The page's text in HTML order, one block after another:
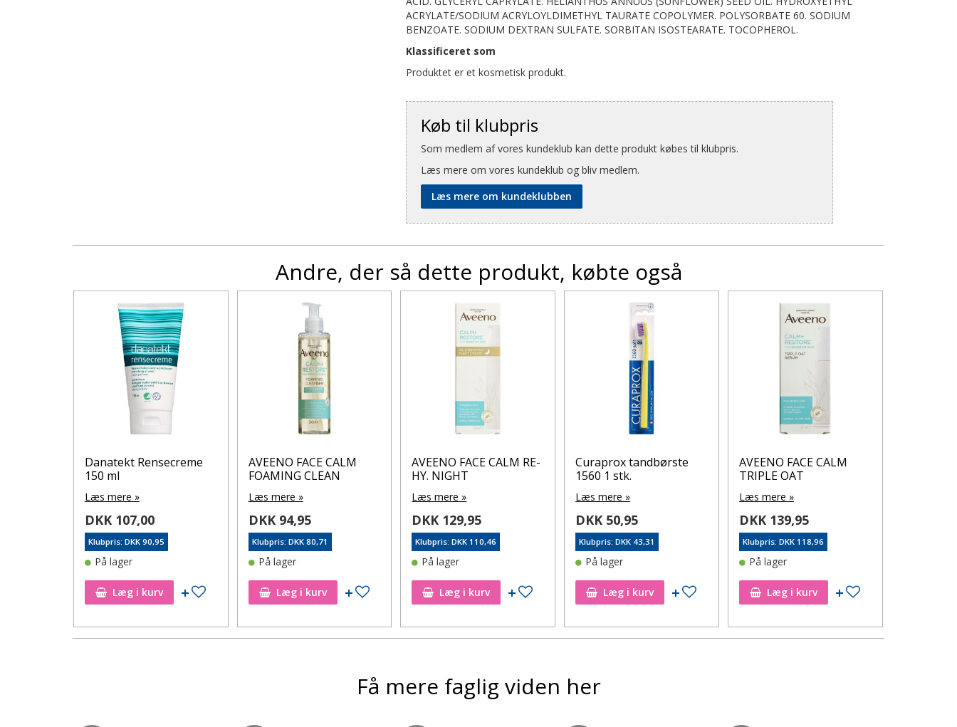
ACRYLATE/SODIUM ACRYLOYLDIMETHYL TAURATE COPOLYMER. POLYSORBATE 60. SODIUM
BENZOATE. SODIUM DEXTRAN SULFATE. SORBITAN ISOSTEARATE. TOCOPHEROL.
Klassificeret som
Produktet er et kosmetisk produkt.
Køb til klubpris
Som medlem af vores kundeklub kan dette produkt købes til klubpris.
Læs mere om vores kundeklub og bliv medlem.
Læs mere om kundeklubben
Andre, der så dette produkt, købte også
Tilføj til ønskeseddel
Danatekt Rensecreme
150 ml
Læs mere »
DKK 107,00
Klubpris: DKK 90,95
På lager
Læg i kurv Tilføj til ønskeseddel
AVEENO FACE CALM
FOAMING CLEAN
Læs mere »
DKK 94,95
Klubpris: DKK 80,71
På lager
Læg i kurv Tilføj til ønskeseddel
AVEENO FACE CALM RE-
HY. NIGHT
Læs mere »
DKK 129,95
Klubpris: DKK 110,46
På lager
Læg i kurv Tilføj til ønskeseddel
Curaprox tandbørste
1560 1 stk.
Læs mere »
DKK 50,95
Klubpris: DKK 43,31
På lager
Læg i kurv Tilføj til ønskeseddel
AVEENO FACE CALM
TRIPLE OAT
Læs mere »
DKK 139,95
Klubpris: DKK 118,96
På lager
Læg i kurv Tilføj til ønskeseddel
Få mere faglig viden her